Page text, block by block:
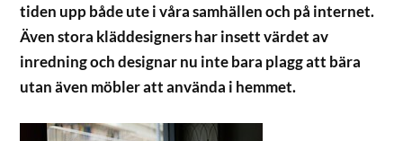
tiden upp både ute i våra samhällen och på internet.
Även stora kläddesigners har insett värdet av
inredning och designar nu inte bara plagg att bära
utan även möbler att använda i hemmet.